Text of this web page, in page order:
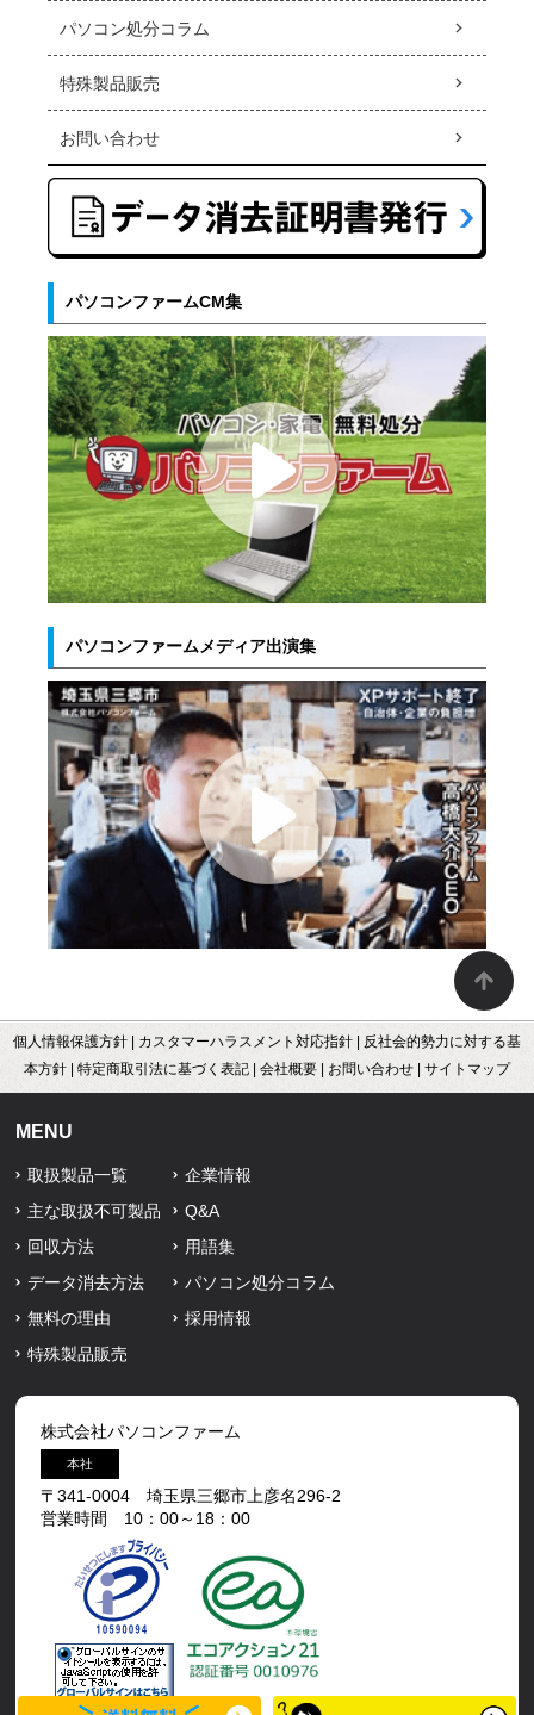
パソコン処分コラム
特殊製品販売
お問い合わせ
パソコンファームCM集
パソコンファームメディア出演集
個人情報保護方針 カスタマーハラスメント対応指針
反社会的勢力に対する基
本方針
特定商取引法に基づく表記 会社概要 お問い合わせ サイトマップ
MENU
取扱製品一覧
主な取扱不可製品
回収方法
データ消去方法
無料の理由
特殊製品販売
企業情報
Q&A
用語集
パソコン処分コラム
採用情報
株式会社パソコンファーム
本社
〒341-0004 埼玉県三郷市上彦名296-2
営業時間 10：00～18：00